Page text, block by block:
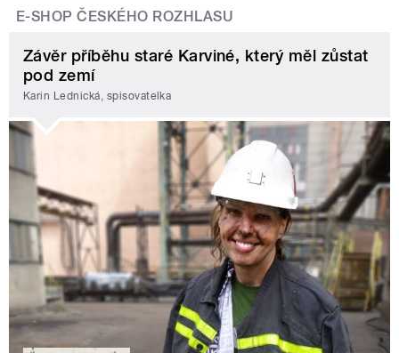
E-SHOP ČESKÉHO ROZHLASU
Závěr příběhu staré Karviné, který měl zůstat
pod zemí
Karin Lednická, spisovatelka